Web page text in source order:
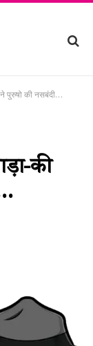
पुरुषो की नसबंदी…
की